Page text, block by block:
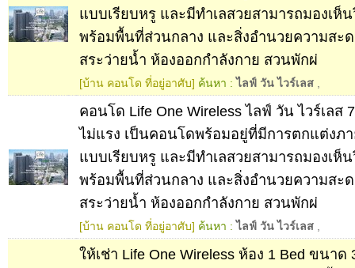
แบบเรียบหรู และมีทำเลสวยสามารถมองเห็
พร้อมพื้นที่ส่วนกลาง และสิ่งอำนวยความสะ
สระว่ายน้ำ ห้องออกกำลังกาย สวนพักผ่
[บ้าน คอนโด ที่อยู่อาศับ] ค้นหา : ไลฟ์ วัน ไวร์เลส
คอนโด Life One Wireless ไลฟ์ วัน ไวร์เลส
ไม่แรง เป็นคอนโดพร้อมอยู่ที่มีการตกแต่งภา
แบบเรียบหรู และมีทำเลสวยสามารถมองเห็
พร้อมพื้นที่ส่วนกลาง และสิ่งอำนวยความสะ
สระว่ายน้ำ ห้องออกกำลังกาย สวนพักผ่
[บ้าน คอนโด ที่อยู่อาศับ] ค้นหา : ไลฟ์ วัน ไวร์เลส
ให้เช่า Life One Wireless ห้อง 1 Bed ขนา